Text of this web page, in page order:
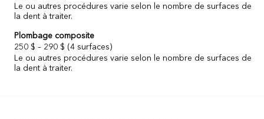
Le ou autres procédures varie selon le nombre de surfaces de
la dent à traiter.
Plombage composite
250 $ – 290 $ (4 surfaces)
Le ou autres procédures varie selon le nombre de surfaces de
la dent à traiter.